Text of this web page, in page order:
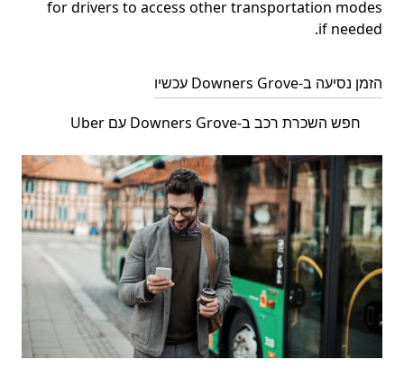
for drivers to access other transportation modes
if needed.
הזמן נסיעה ב-Downers Grove עכשיו
חפש השכרת רכב ב-Downers Grove עם Uber